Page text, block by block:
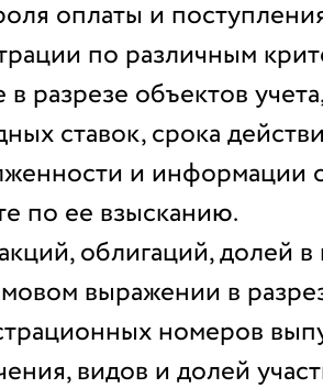
оплаты и
по различным
в разрезе объектов
ставок, срока
и информации
по ее взысканию.
облигаций, долей
выражении в
номеров
видов и долей